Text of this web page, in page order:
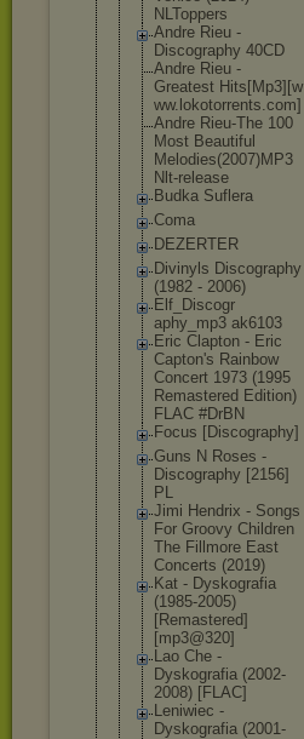
NLToppers
Andre Rieu -
Discography 40CD
Andre Rieu -
Greatest Hits[Mp3][w
ww.lokotorrents.com]
Andre Rieu-The 100
Most Beautiful
Melodies(2007)MP3
Nlt-release
Budka Suflera
Coma
DEZERTER
Divinyls Discography
(1982 - 2006)
Elf_Discogr
aphy_mp3 ak6103
Eric Clapton - Eric
Capton's Rainbow
Concert 1973 (1995
Remastered Edition)
FLAC #DrBN
Focus [Discography]
Guns N Roses -
Discography [2156]
PL
Jimi Hendrix - Songs
For Groovy Children
The Fillmore East
Concerts (2019)
Kat - Dyskografia
(1985-2005)
[Remastered]
[mp3@320]
Lao Che -
Dyskografia (2002-
2008) [FLAC]
Leniwiec -
Dyskografia (2001-